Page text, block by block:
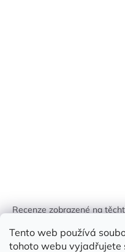
Tento web používá
tohoto webu vyjadřujete
Recenze zobrazené na
identifikován.